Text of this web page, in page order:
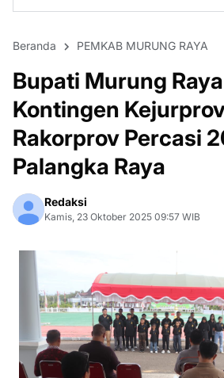
Beranda PEMKAB MURUNG RAYA
Bupati Murung
Kontingen
Rakorprov Percasi
Palangka Raya
Redaksi
Kamis, 23 Oktober 2025 09:57 WIB